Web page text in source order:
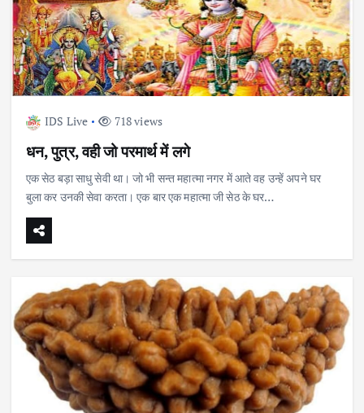
IDS Live 718 views
धन, पुत्र, वही जो परमार्थ में लगे
एक सेठ बड़ा साधु सेवी था। जो भी सन्त महात्मा नगर में आते वह उन्हें अपने घर
बुला कर उनकी सेवा करता। एक बार एक महात्मा जी सेठ के घर…